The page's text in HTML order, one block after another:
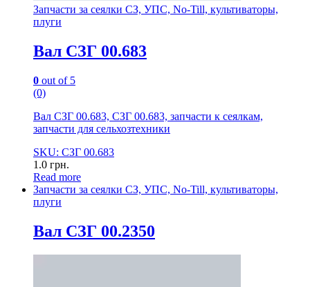
Запчасти за сеялки СЗ, УПС, No-Till, культиваторы,
плуги
Вал СЗГ 00.683
0 out of 5
(0)
Вал СЗГ 00.683, СЗГ 00.683, запчасти к сеялкам,
запчасти для сельхозтехники
SKU: СЗГ 00.683
1.0 грн.
Read more
Запчасти за сеялки СЗ, УПС, No-Till, культиваторы,
плуги
Вал СЗГ 00.2350